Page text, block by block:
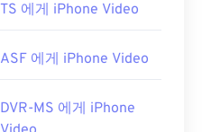
TS 에게 iPhone Video
ASF 에게 iPhone Video
DVR-MS 에게 iPhone